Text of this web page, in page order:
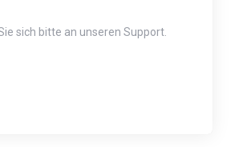
sich bitte an unseren Support.